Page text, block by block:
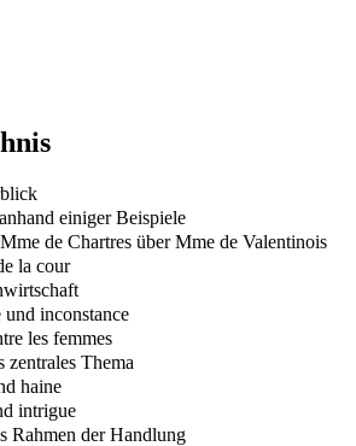
einiger Beispiele
de Chartres über Mme de Valentinois
la cour
und inconstance
les femmes
zentrales Thema
haine
intrigue
Rahmen der Handlung